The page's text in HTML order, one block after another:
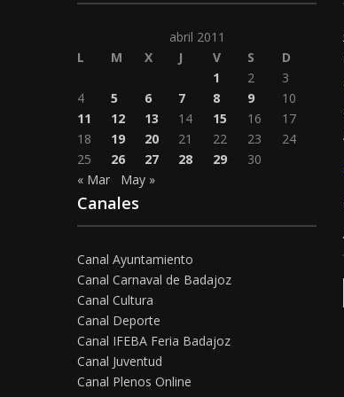
abril 2011
L
M X J V S
D
1
2
3
4
5 6 7 8 9
10
11
12 13 14 15 16
17
18
19 20 21 22 23
24
25
26 27 28 29
30
« Mar
May »
Canales
Canal Ayuntamiento
Canal Carnaval de Badajoz
Canal Cultura
Canal Deporte
Canal IFEBA Feria Badajoz
Canal Juventud
Canal Plenos Online